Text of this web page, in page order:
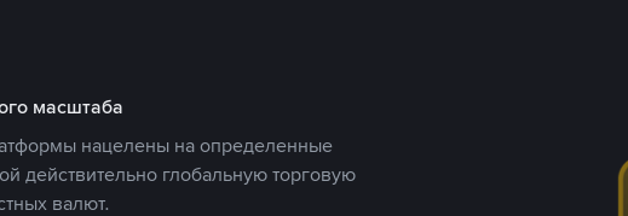
масштаба
нацелены на определенные
действительно глобальную торговую
валют.